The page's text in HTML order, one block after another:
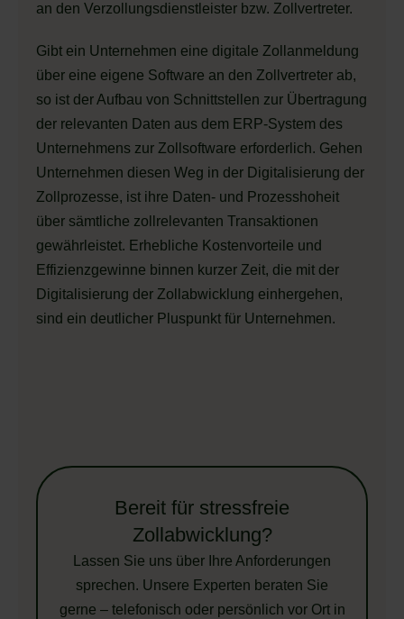
an den Verzollungsdienstleister bzw. Zollvertreter.
Gibt ein Unternehmen eine digitale Zollanmeldung
über eine eigene Software an den Zollvertreter ab,
so ist der Aufbau von Schnittstellen zur Übertragung
der relevanten Daten aus dem ERP-System des
Unternehmens zur Zollsoftware erforderlich. Gehen
Unternehmen diesen Weg in der Digitalisierung der
Zollprozesse, ist ihre Daten- und Prozesshoheit
über sämtliche zollrelevanten Transaktionen
gewährleistet. Erhebliche Kostenvorteile und
Effizienzgewinne binnen kurzer Zeit, die mit der
Digitalisierung der Zollabwicklung einhergehen,
sind ein deutlicher Pluspunkt für Unternehmen.
Bereit für stressfreie
Zollabwicklung?
Lassen Sie uns über Ihre Anforderungen
sprechen. Unsere Experten beraten Sie
gerne – telefonisch oder persönlich vor Ort in